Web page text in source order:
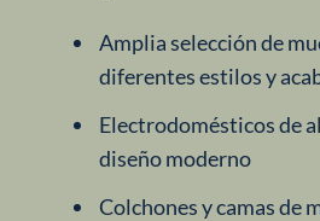
Amplia selección de
diferentes estilos y
Electrodomésticos de
diseño moderno
Colchones y camas de